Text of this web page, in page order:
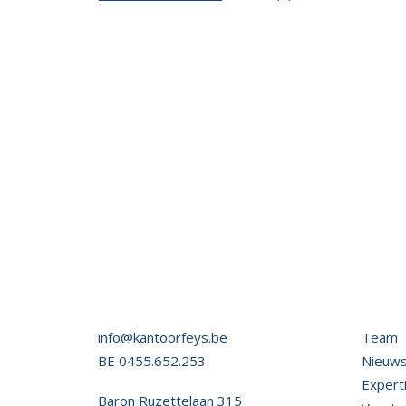
info@kantoorfeys.be
BE 0455.652.253
Baron Ruzettelaan 315
Team
Nieuws